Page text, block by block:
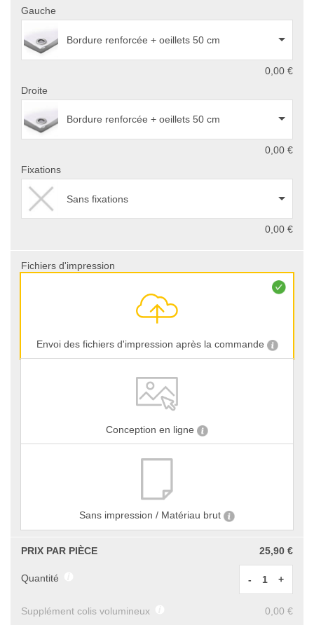
Gauche
Bordure renforcée + oeillets 50 cm
0,00 €
Droite
Bordure renforcée + oeillets 50 cm
0,00 €
Fixations
Sans fixations
0,00 €
Fichiers d'impression
Envoi des fichiers d'impression après la commande
Conception en ligne
Sans impression / Matériau brut
PRIX PAR PIÈCE 25,90 €
Quantité - +
Supplément colis volumineux 0,00 €